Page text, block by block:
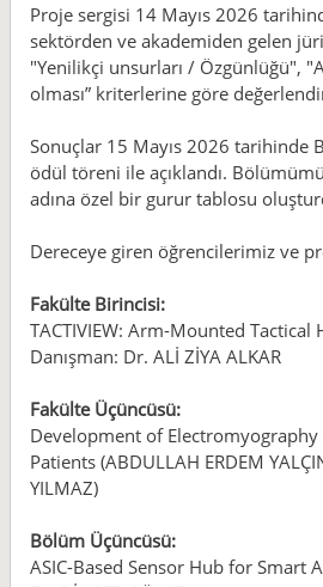
Proje sergisi 14 Mayıs 2026
sektörden ve akademiden gelen
"Yenilikçi unsurları / Özgünlüğü",
olması” kriterlerine göre
Sonuçlar 15 Mayıs 2026 tarihinde
ödül töreni ile açıklandı.
adına özel bir gurur tablosu
Dereceye giren öğrencilerimiz ve
Fakülte Birincisi:
TACTIVIEW: Arm-Mounted Tactical
Danışman: Dr. ALİ ZİYA ALKAR
Fakülte Üçüncüsü:
Development of
Patients (ABDULLAH ERDEM
YILMAZ)
Bölüm Üçüncüsü:
ASIC-Based Sensor Hub for Smart